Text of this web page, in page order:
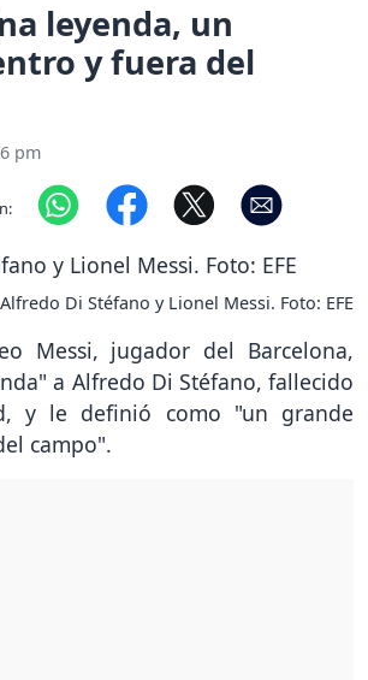
leyenda, un
y fuera del
pm
Alfredo Di Stéfano y Lionel Messi. Foto: EFE
Messi, jugador del Barcelona,
a Alfredo Di Stéfano, fallecido
y le definió como "un grande
campo".